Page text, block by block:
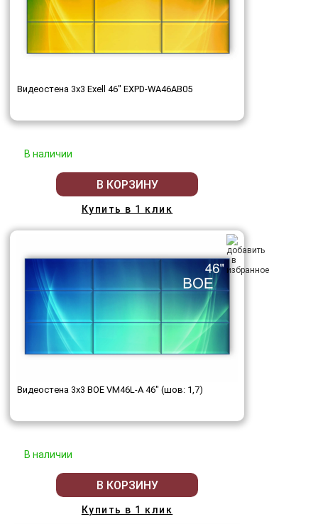
Видеостена 3x3 Exell 46" EXPD-WA46AB05
В наличии
В КОРЗИНУ
Купить в 1 клик
Видеостена 3x3 BOE VM46L-A 46" (шов: 1,7)
В наличии
В КОРЗИНУ
Купить в 1 клик